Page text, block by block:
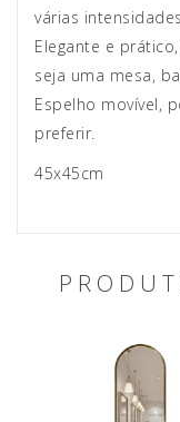
várias
Elegante e
seja uma mesa,
Espelho movível,
preferir.
45x45cm